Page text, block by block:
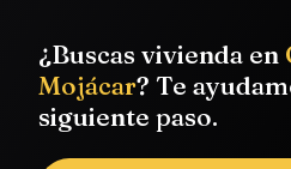
¿Buscas vivienda en
Mojácar? Te
siguiente paso.